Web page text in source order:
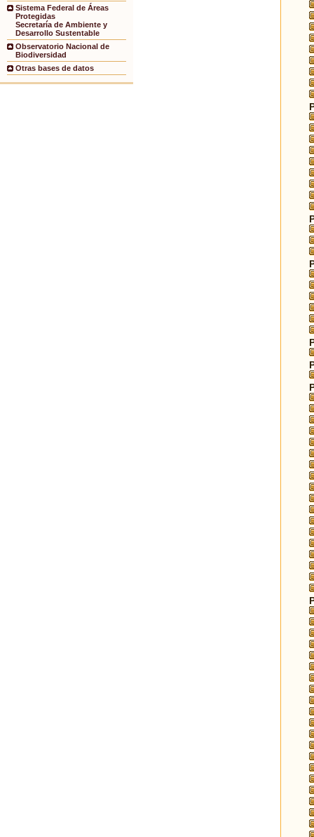
Sistema Federal de Áreas
Protegidas
Secretaría de Ambiente y
Desarrollo Sustentable
Observatorio Nacional de
Biodiversidad
Otras bases de datos